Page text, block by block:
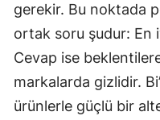
gerekir. Bu noktada
ortak soru şudur: En
Cevap ise
markalarda gizlidir.
ürünlerle güçlü bir